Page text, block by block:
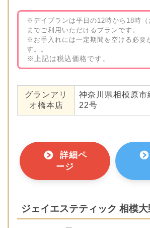
※デイプランは平日の12時から18時（
までご利用いただけるプランです。
※お手入れには一定期間を空ける必要
す。。
※上記は税込価格です。
グランアリ
オ橋本店
神奈川県相模原市
22号
詳細ペ
ージ
ジェイエステティック 相模